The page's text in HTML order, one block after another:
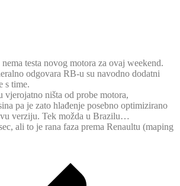
testa novog motora za ovaj weekend.
odgovara RB-u su navodno dodatni
s time.
ništa od probe motora,
pa je zato hlađenje posebno optimizirano
verziju. Tek možda u Brazilu…
ali to je rana faza prema Renaultu (maping